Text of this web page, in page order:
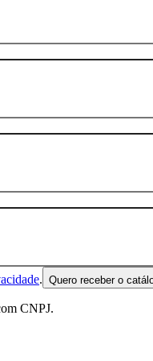
. Quero receber o
CNPJ.